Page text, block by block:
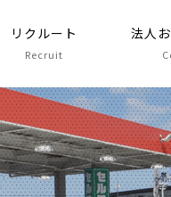
リクルート
Recruit
法人